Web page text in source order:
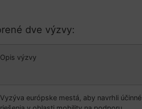
dve výzvy:
Opis výzvy
Vyzýva európske mestá, aby navrhli účinné